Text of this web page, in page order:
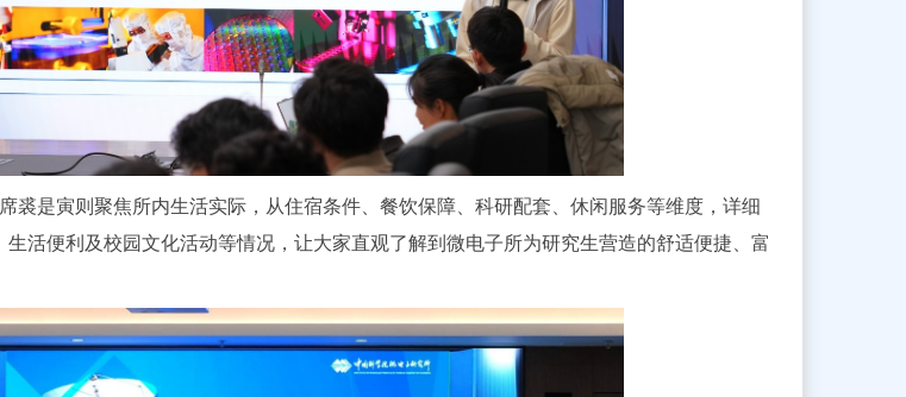
裘是寅则聚焦所内生活实际，从住宿条件、餐饮保障、科研配套、休闲服务等维度，详细
活便利及校园文化活动等情况，让大家直观了解到微电子所为研究生营造的舒适便捷、富